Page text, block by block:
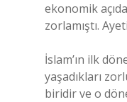
ekonomik
zorlamıştı.
İslam’ın ilk
yaşadıkları
biridir ve o